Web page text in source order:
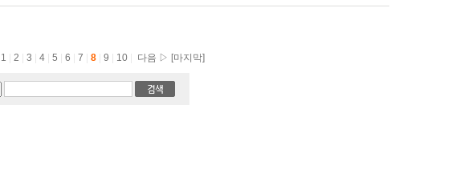
1 2 3 4 5 6 7 8 9 10 다음 ▷ [마지막]